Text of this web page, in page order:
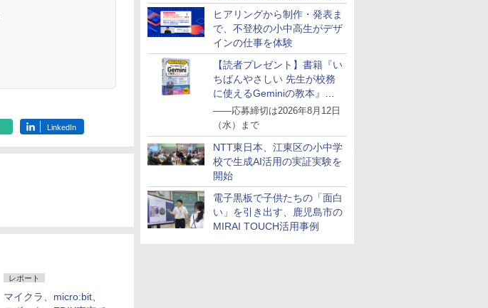
公開
ヒアリングから制作・発表ま
で、不登校の小中高生がデザ
インの仕事を体験
【読者プレゼント】書籍『い
ちばんやさしい 先生が校務
に使えるGeminiの教本』を
抽選で5名様にプレゼント
――応募締切は2026年8月12日
（水）まで
NTT東日本、江東区の小中学
校で生成AI活用の実証実験を
開始
電子黒板で子供たちの「面白
い」を引き出す、鹿児島市の
MIRAI TOUCH活用事例
LinkedIn
レポート
マイクラ、micro:bit、